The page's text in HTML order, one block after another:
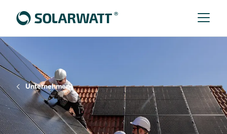
Unternehmen